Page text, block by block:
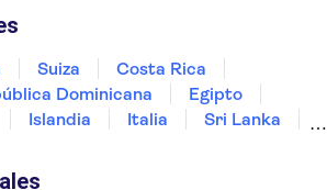
Sant Pau
Santiago Bernabéu
de Madrid
Teatro-Museo Dalí
Suiza
Costa Rica
Dominicana
Egipto
Islandia Italia
Sri Lanka